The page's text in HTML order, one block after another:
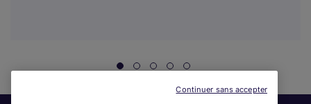
Continuer sans accepter